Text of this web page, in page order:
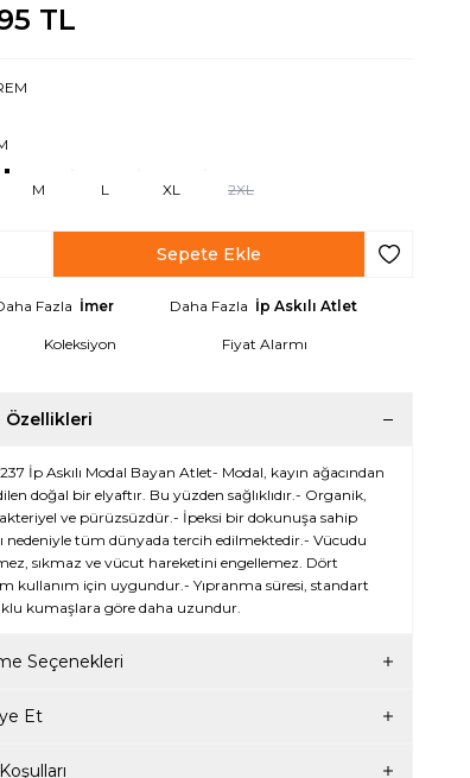
TL
M L XL 2XL
Sepete Ekle Favoriye
Fazla İmer Daha Fazla İp Askılı Atlet
Koleksiyon Fiyat Alarmı
Özellikleri
İp Askılı Modal Bayan Atlet- Modal, kayın ağacından
doğal bir elyaftır. Bu yüzden sağlıklıdır.- Organik,
ve pürüzsüzdür.- İpeksi bir dokunuşa sahip
nedeniyle tüm dünyada tercih edilmektedir.- Vücudu
sıkmaz ve vücut hareketini engellemez. Dört
kullanım için uygundur.- Yıpranma süresi, standart
kumaşlara göre daha uzundur.
Seçenekleri
Et